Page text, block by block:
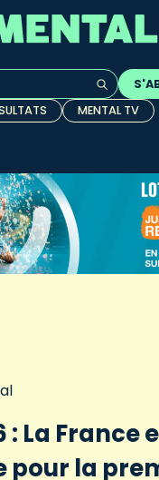
de l'auto-MENTAL TV
: La France
pour la